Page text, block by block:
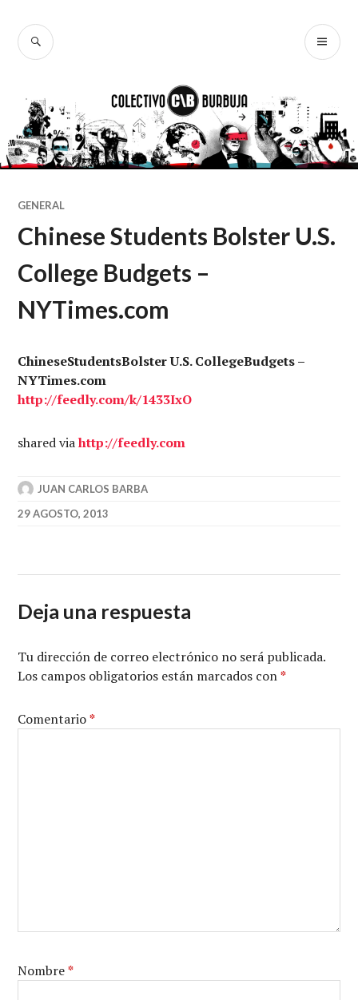
contenido
BUSCAR
GENERAL
Chinese Students Bolster U.S.
College Budgets –
NYTimes.com
ChineseStudentsBolster U.S. CollegeBudgets –
NYTimes.com
http://feedly.com/k/1433IxO
shared viahttp://feedly.com
JUAN CARLOS BARBA
29 AGOSTO, 2013
Deja una respuesta
Tu dirección de correo electrónico no será publicada.
Los campos obligatorios están marcados con*
Comentario*
Nombre*